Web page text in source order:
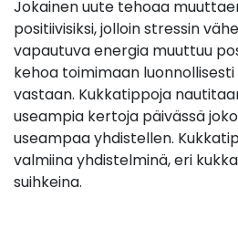
Jokainen uute tehoaa
positiivisiksi, jolloin stressin
vapautuva energia muuttuu
kehoa toimimaan luonnollisesti
vastaan. Kukkatippoja
useampia kertoja päivässä
useampaa yhdistellen.
valmiina yhdistelminä, eri
suihkeina.